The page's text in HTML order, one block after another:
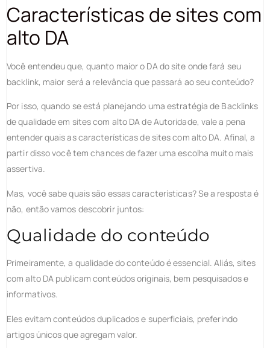
Características de sites com
alto DA
Você entendeu que, quanto maior o DA do site onde fará seu
backlink, maior será a relevância que passará ao seu conteúdo?
Por isso, quando se está planejando uma estratégia de Backlinks
de qualidade em sites com alto DA de Autoridade, vale a pena
entender quais as características de sites com alto DA. Afinal, a
partir disso você tem chances de fazer uma escolha muito mais
assertiva.
Mas, você sabe quais são essas características? Se a resposta é
não, então vamos descobrir juntos:
Qualidade do conteúdo
Primeiramente, a qualidade do conteúdo é essencial. Aliás, sites
com alto DA publicam conteúdos originais, bem pesquisados e
informativos.
Eles evitam conteúdos duplicados e superficiais, preferindo
artigos únicos que agregam valor.